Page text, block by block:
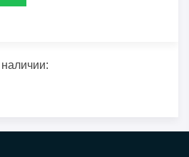
наличии: